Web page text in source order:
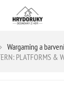
Wargaming a barvení
PLATFORMS &